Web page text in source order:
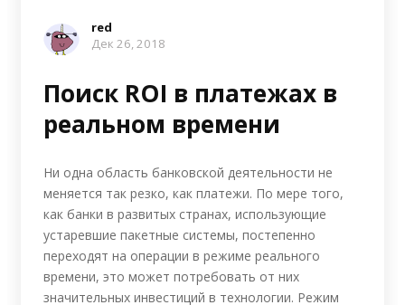
red
Дек 26, 2018
Поиск ROI в платежах в
реальном времени
Ни одна область банковской деятельности не
меняется так резко, как платежи. По мере того,
как банки в развитых странах, использующие
устаревшие пакетные системы, постепенно
переходят на операции в режиме реального
времени, это может потребовать от них
значительных инвестиций в технологии. Режим